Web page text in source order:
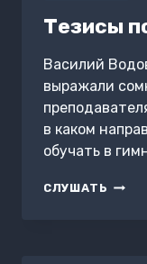
Тезисы
Василий
выражали
в каком
обучать в
СЛУШАТЬ